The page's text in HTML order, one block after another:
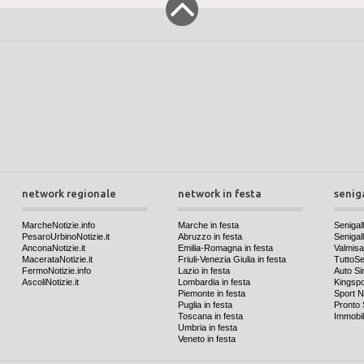
network regionale
MarcheNotizie.info
PesaroUrbinoNotizie.it
AnconaNotizie.it
MacerataNotizie.it
FermoNotizie.info
AscoliNotizie.it
network in festa
Marche in festa
Abruzzo in festa
Emilia-Romagna in festa
Friuli-Venezia Giulia in festa
Lazio in festa
Lombardia in festa
Piemonte in festa
Puglia in festa
Toscana in festa
Umbria in festa
Veneto in festa
Auto
Sport
Pronto